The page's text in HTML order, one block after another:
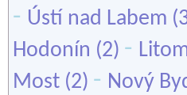
- Ústí nad Labem
Hodonín (2) -
Most (2) - Nový